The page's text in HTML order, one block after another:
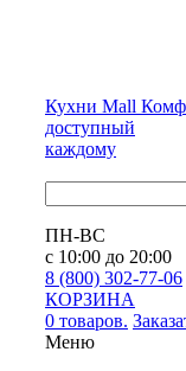
Кухни Mall
доступный
каждому
ПН-ВС
с 10:00 до 20:00
8 (800) 302-77-06
КОРЗИНА
0 товаров.
Меню